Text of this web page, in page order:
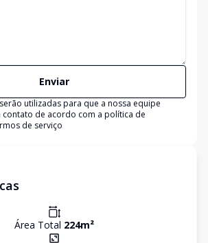
Enviar
utilizadas para que a nossa equipe
de acordo com a política de
de serviço
Área Total 224m²